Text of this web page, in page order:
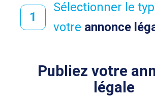
Sélectionner le
votre annonce
Publiez votre
légale